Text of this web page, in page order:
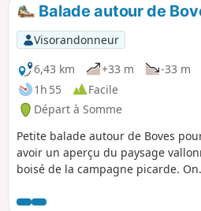
Balade autour de
Visorandonneur
6,43 km
+33 m
-33 m
1h 55
Facile
Départ à Somme
Petite balade autour de Boves
avoir un aperçu du paysage
boisé de la campagne picarde. On
réserve naturelle de l’étang Saint-